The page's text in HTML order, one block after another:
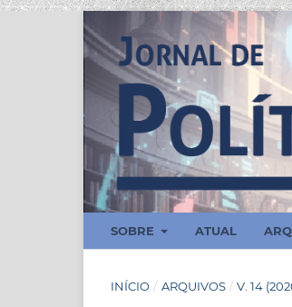
SOBRE ATUAL
INÍCIO / ARQUIVOS / V. 14